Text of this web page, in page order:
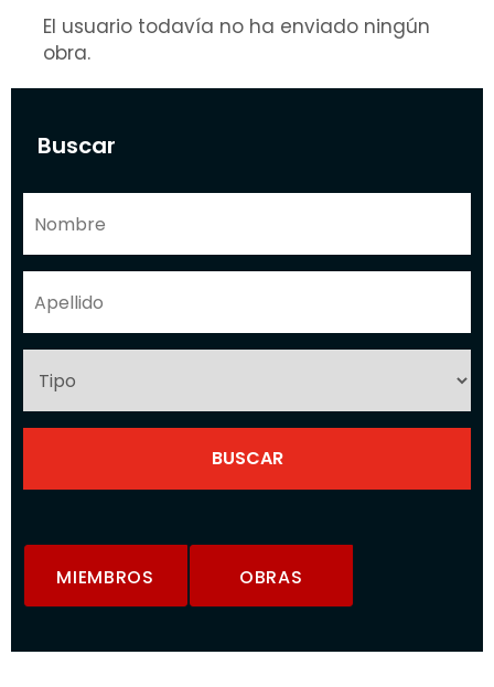
Buscar
MIEMBROS OBRAS
El usuario todavía no ha enviado ningún
obra.